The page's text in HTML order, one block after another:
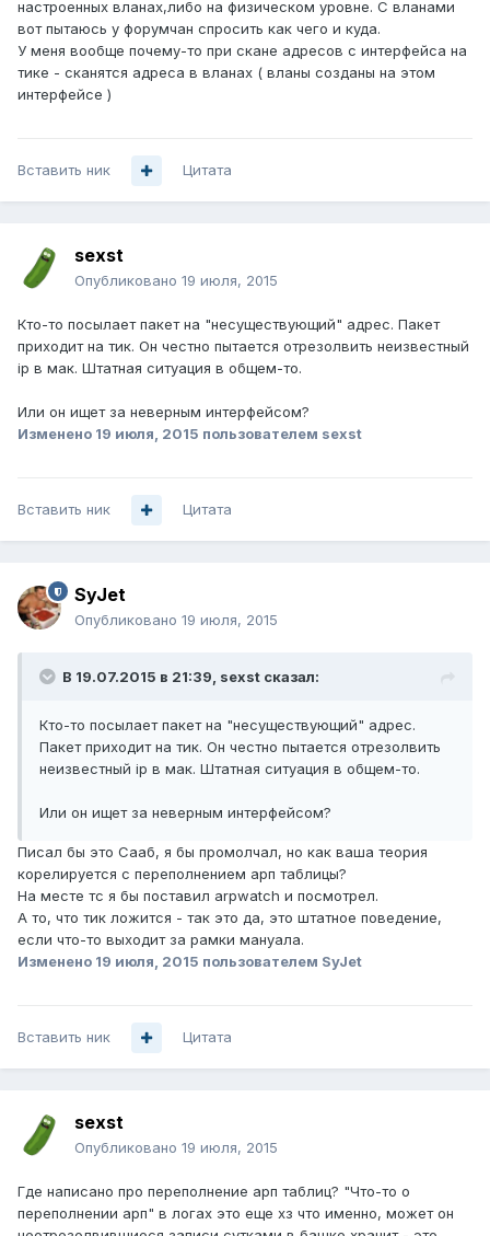
настроенных вланах,либо на физическом уровне. С вланами
вот пытаюсь у форумчан спросить как чего и куда.
У меня вообще почему-то при скане адресов с интерфейса на
тике - сканятся адреса в вланах ( вланы созданы на этом
интерфейсе )
Вставить ник Цитата
sexst
Опубликовано 19 июля, 2015
Кто-то посылает пакет на "несуществующий" адрес. Пакет
приходит на тик. Он честно пытается отрезолвить неизвестный
ip в мак. Штатная ситуация в общем-то.
Или он ищет за неверным интерфейсом?
Изменено 19 июля, 2015 пользователем sexst
Вставить ник Цитата
SyJet
Опубликовано 19 июля, 2015
В 19.07.2015 в 21:39, sexst сказал:
Кто-то посылает пакет на "несуществующий" адрес.
Пакет приходит на тик. Он честно пытается отрезолвить
неизвестный ip в мак. Штатная ситуация в общем-то.
Или он ищет за неверным интерфейсом?
Писал бы это Сааб, я бы промолчал, но как ваша теория
корелируется с переполнением арп таблицы?
На месте тс я бы поставил arpwatch и посмотрел.
А то, что тик ложится - так это да, это штатное поведение,
если что-то выходит за рамки мануала.
Изменено 19 июля, 2015 пользователем SyJet
Вставить ник Цитата
sexst
Опубликовано 19 июля, 2015
Где написано про переполнение арп таблиц? "Что-то о
переполнении арп" в логах это еще хз что именно, может он